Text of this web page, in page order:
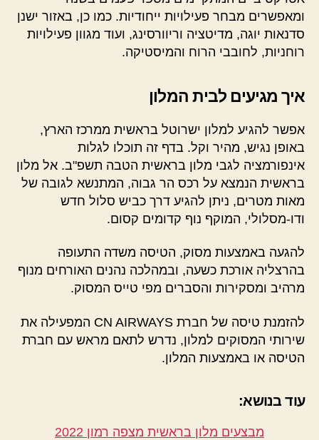
ומאפשרים מבחר פעילויות ייחודיות. כמו כן, באזור ישנן
סדנאות יוגה, מדיטציה וריוורסינג, ועוד מגוון פעילויות
רוחניות, לחובבי הרוח והמיסטיקה.
איך מגיעים לבית המלון
אפשר להגיע למלון ישרוטל בראשית ממרכז הארץ,
באופן נגיש, מהיר וקל. בדף זה תוכלו לגלות
אינפורמציה לגבי מלון בראשית הטבה תשפ"ב. אל מלון
בראשית הנמצא על רכס הר גבוה, המתנשא לגובה של
מאות מטרים, ניתן להגיע דרך כביש סלול חדש
ודו-מסלולי, המוקף נוף קדומים קסום.
להגעה באמצעות מסוק, הטיסה משדה התעופה
בהרצליה אורכת כשעה, ובמהלכה נהנים האורחים מנוף
מרהיב ומסקירות והסברים מפי טייס המסוק.
להזמנת טיסה של חברת CN AIRWAYS המפעילה את
שירותי המסוקים למלון, נדרש לתאם מראש עם חברת
הטיסה או באמצעות המלון.
עוד בנושא:
מבצעים מלון בראשית מצפה רמון 2022